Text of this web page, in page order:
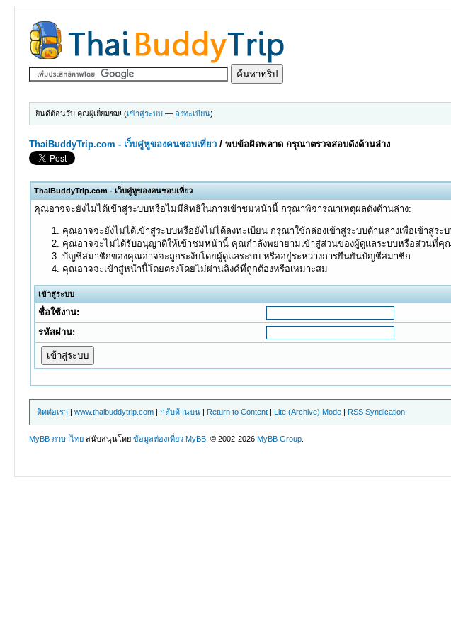
ยินดีต้อนรับ คุณผู้เยี่ยมชม! (เข้าสู่ระบบ — ลงทะเบียน)
ThaiBuddyTrip.com - เว็บคู่หูของคนชอบเที่ยว /พบข้อผิดพลาด กรุณาตรวจสอบดังด้านล่าง
ThaiBuddyTrip.com - เว็บคู่หูของคนชอบเที่ยว
คุณอาจจะยังไม่ได้เข้าสู่ระบบหรือไม่มีสิทธิในการเข้าชมหน้านี้ กรุณาพิจารณาเหตุผลดังด้านล่าง:
คุณอาจจะยังไม่ได้เข้าสู่ระบบหรือยังไม่ได้ลงทะเบียน กรุณาใช้กล่องเข้าสู่ระบบด้านล่างเพื่อเข้าสู่ระ
คุณอาจจะไม่ได้รับอนุญาติให้เข้าชมหน้านี้ คุณกำลังพยายามเข้าสู่ส่วนของผู้ดูแลระบบหรือส่วนที่คุ
บัญชีสมาชิกของคุณอาจจะถูกระงับโดยผู้ดูแลระบบ หรืออยู่ระหว่างการยืนยันบัญชีสมาชิก
คุณอาจจะเข้าสู่หน้านี้โดยตรงโดยไม่ผ่านลิงค์ที่ถูกต้องหรือเหมาะสม
เข้าสู่ระบบ
ชื่อใช้งาน:
รหัสผ่าน:
ติดต่อเรา |www.thaibuddytrip.com |กลับด้านบน | Return to Content | Lite (Archive) Mode | RSS Syndication
MyBB ภาษาไทย สนับสนุนโดยข้อมูลท่องเที่ยว MyBB , © 2002-2026MyBB Group